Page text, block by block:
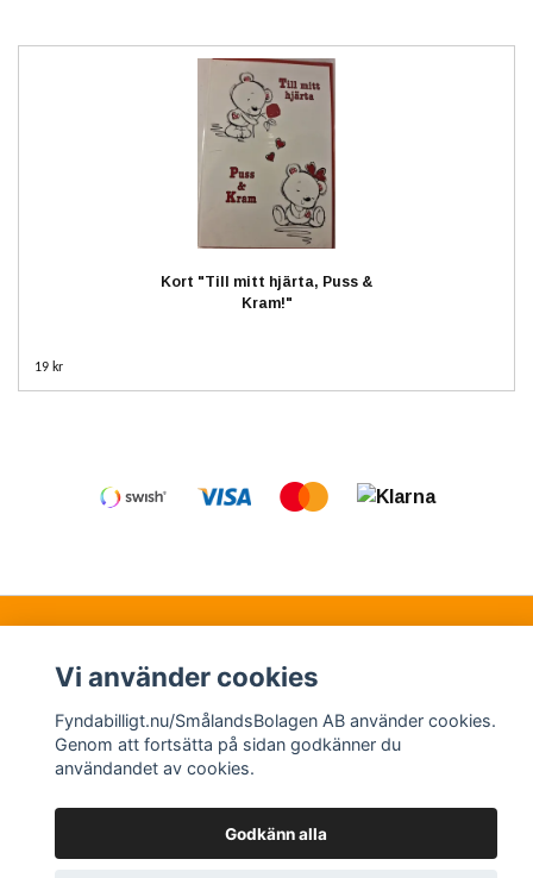
Kort "Till mitt hjärta, Puss &
Kram!"
19 kr
© Copyright 2026 Fyndabilligt.nu/SmålandsBolagen
AB
Vi använder cookies
Fyndabilligt.nu/SmålandsBolagen AB använder cookies.
Genom att fortsätta på sidan godkänner du
användandet av cookies.
Godkänn alla